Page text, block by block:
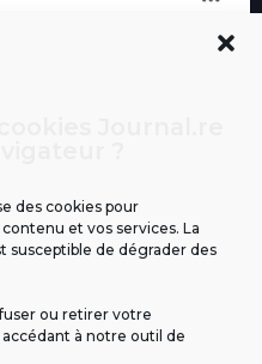
des cookies pour
et vos services. La
susceptible de dégrader des
ou retirer votre
à notre outil de